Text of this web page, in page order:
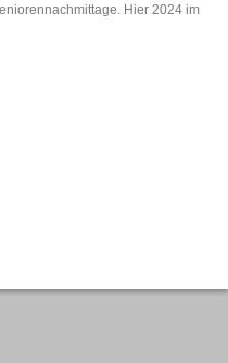
Hier 2024 im